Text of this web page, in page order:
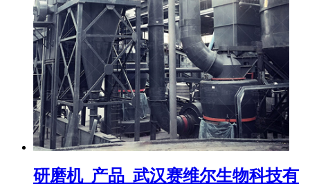
研磨机_产品_武汉赛维尔生物科技有